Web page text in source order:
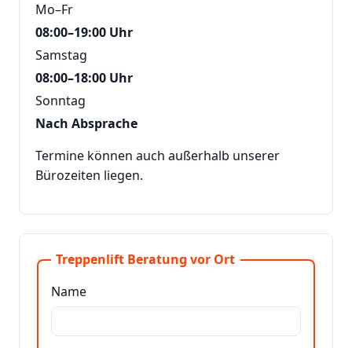
Mo–Fr
08:00–19:00 Uhr
Samstag
08:00–18:00 Uhr
Sonntag
Nach Absprache
Termine können auch außerhalb unserer
Bürozeiten liegen.
Treppenlift Beratung vor Ort
Name